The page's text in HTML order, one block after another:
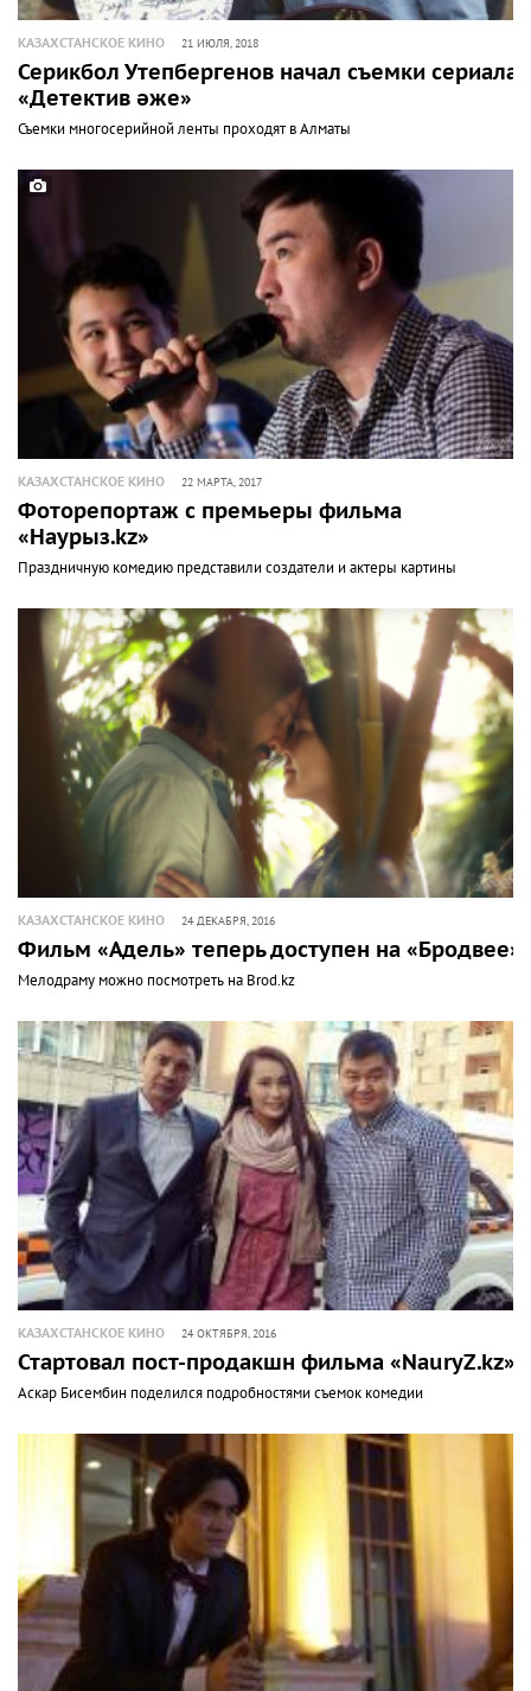
КАЗАХСТАНСКОЕ КИНО 21 ИЮЛЯ, 2018
Серикбол Утепбергенов начал съемки сериала
«Детектив әже»
Съемки многосерийной ленты проходят в Алматы
КАЗАХСТАНСКОЕ КИНО 22 МАРТА, 2017
Фоторепортаж с премьеры фильма
«Наурыз.kz»
Праздничную комедию представили создатели и актеры картины
КАЗАХСТАНСКОЕ КИНО 24 ДЕКАБРЯ, 2016
Фильм «Адель» теперь доступен на «Бродвее»
Мелодраму можно посмотреть на Brod.kz
КАЗАХСТАНСКОЕ КИНО 24 ОКТЯБРЯ, 2016
Стартовал пост-продакшн фильма «NauryZ.kz»
Аскар Бисембин поделился подробностями съемок комедии